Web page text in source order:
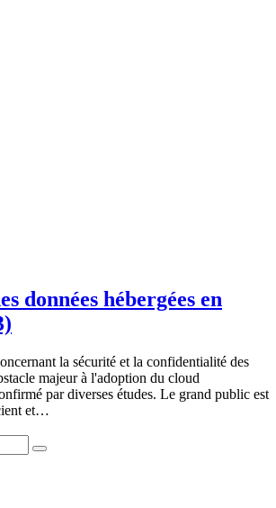
données hébergées en
la sécurité et la confidentialité des
majeur à l'adoption du cloud
par diverses études. Le grand public est
et…